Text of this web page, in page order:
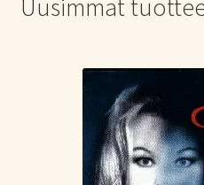
Uusimmat